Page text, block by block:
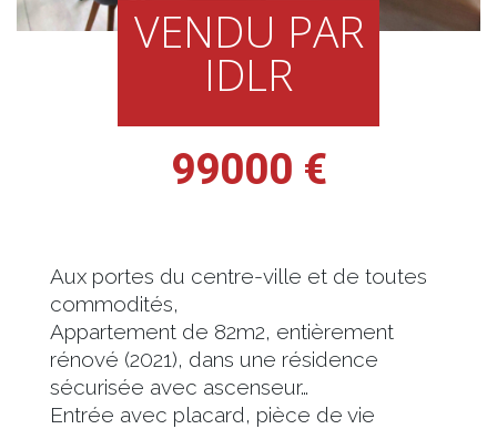
VENDU PAR
IDLR
99000 €
Aux portes du centre-ville et de toutes
commodités,
Appartement de 82m2, entièrement
rénové (2021), dans une résidence
sécurisée avec ascenseur…
Entrée avec placard, pièce de vie